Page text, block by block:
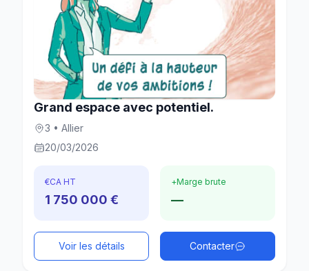
Grand espace avec potentiel.
3 • Allier
20/03/2026
€CA HT
1 750 000 €
+Marge brute
—
Voir les détails Contacter